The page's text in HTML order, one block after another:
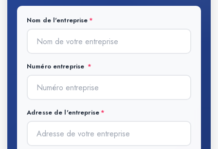
Nom de l'entreprise
Numéro entreprise
Adresse de l'entreprise